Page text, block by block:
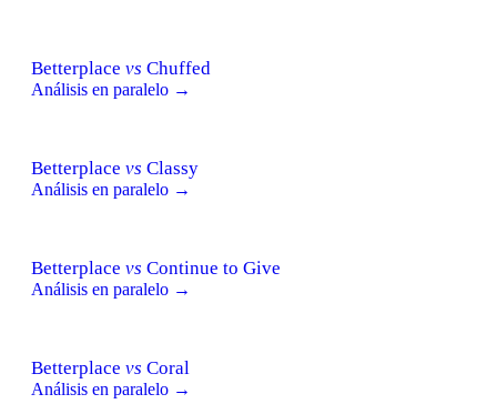
Betterplace vs Chuffed
Análisis en paralelo →
Betterplace vs Classy
Análisis en paralelo →
Betterplace vs Continue to Give
Análisis en paralelo →
Betterplace vs Coral
Análisis en paralelo →